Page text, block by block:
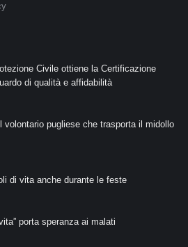
Civile ottiene la Certificazione
di qualità e affidabilità
volontario pugliese che trasporta il midollo
di vita anche durante le feste
porta speranza ai malati